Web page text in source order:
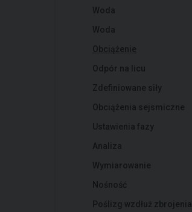
Woda
Woda
Obciążenie
Odpór na licu
Zdefiniowane siły
Obciążenia sejsmiczne
Ustawienia fazy
Analiza
Wymiarowanie
Nośność
Poślizg wzdłuż zbrojenia